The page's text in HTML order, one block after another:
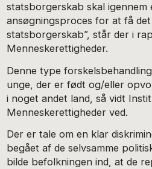
statsborgerskab skal igennem
ansøgningsproces for at få det
statsborgerskab”, står der i
Menneskerettigheder.
Denne type
unge, der er født og/eller
i noget andet land, så vidt
Menneskerettigheder ved.
Der er tale om en klar
begået af de selvsamme
bilde befolkningen ind, at de